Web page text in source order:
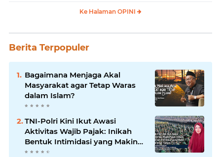
Ke Halaman OPINI
Berita Terpopuler
Bagaimana Menjaga Akal
Masyarakat agar Tetap Waras
dalam Islam?
TNI-Polri Kini Ikut Awasi
Aktivitas Wajib Pajak: Inikah
Bentuk Intimidasi yang Makin
Menekan Rakyat?